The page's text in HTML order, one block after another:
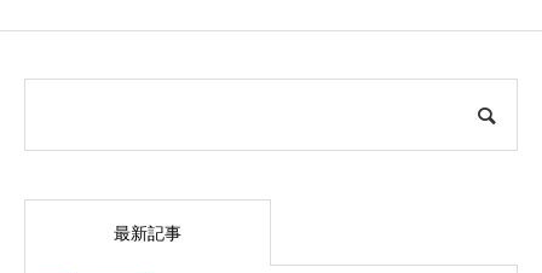
最新記事